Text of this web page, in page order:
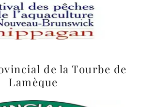
de la Tourbe de
Lamèque